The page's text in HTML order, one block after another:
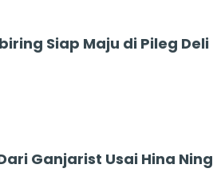
Siap Maju di Pileg Deli
Ganjarist Usai Hina Ning